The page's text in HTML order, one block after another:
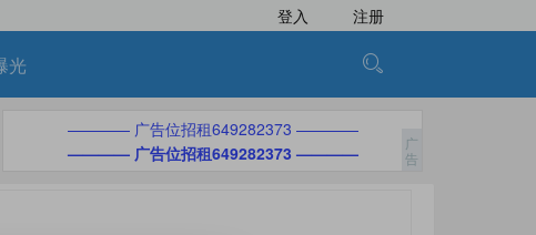
登入 注册
光
———— 广告位招租649282373 ————
———— 广告位招租649282373 ————